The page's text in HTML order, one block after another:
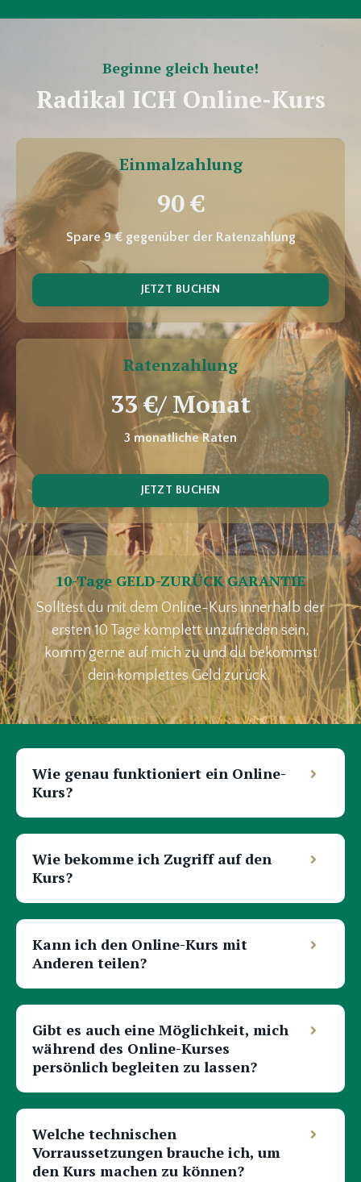
Beginne gleich heute!
Radikal ICH Online-Kurs
Einmalzahlung
90 €
Spare 9 € gegenüber der Ratenzahlung
JETZT BUCHEN
Ratenzahlung
33 €/ Monat
3 monatliche Raten
JETZT BUCHEN
10-Tage GELD-ZURÜCK GARANTIE
Solltest du mit dem Online-Kurs innerhalb der
ersten 10 Tage komplett unzufrieden sein,
komm gerne auf mich zu und du bekommst
dein komplettes Geld zurück.
Wie genau funktioniert ein Online-
Kurs?
Wie bekomme ich Zugriff auf den
Kurs?
Kann ich den Online-Kurs mit
Anderen teilen?
Gibt es auch eine Möglichkeit, mich
während des Online-Kurses
persönlich begleiten zu lassen?
Welche technischen
Vorraussetzungen brauche ich, um
den Kurs machen zu können?